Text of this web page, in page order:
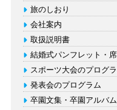
旅のしおり
会社案内
取扱説明書
結婚式パンフレット・
スポーツ大会のプログ
発表会のプログラム
卒園文集・卒園アルバム